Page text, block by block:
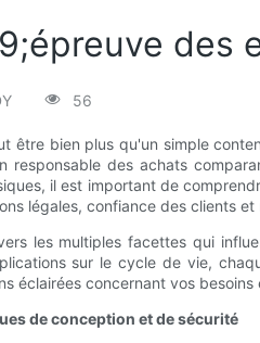
des
56
être bien plus qu'un simple
responsable des achats
il est important de
légales, confiance des clients
les multiples facettes qui
sur le cycle de vie,
éclairées concernant vos besoins
de conception et de sécurité